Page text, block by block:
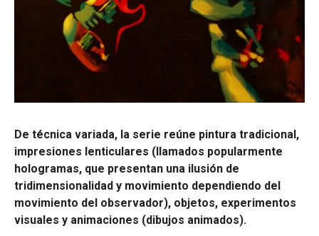
De técnica variada, la serie reúne pintura tradicional,
impresiones lenticulares (llamados popularmente
hologramas, que presentan una ilusión de
tridimensionalidad y movimiento dependiendo del
movimiento del observador), objetos, experimentos
visuales y animaciones (dibujos animados).